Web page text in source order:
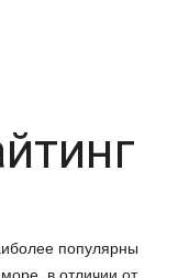
популярны